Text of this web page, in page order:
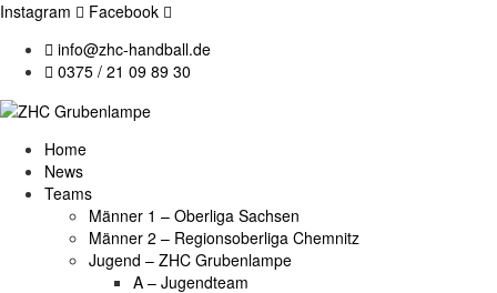
Instagram
Facebook
info@zhc-handball.de
0375 / 21 09 89 30
Home
News
Teams
Männer 1 – Oberliga Sachsen
Männer 2 – Regionsoberliga Chemnitz
Jugend – ZHC Grubenlampe
A – Jugendteam